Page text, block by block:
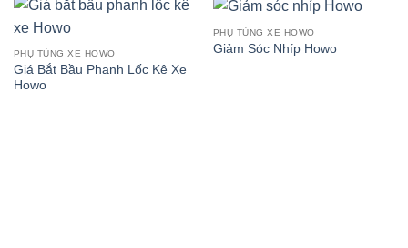
PHỤ TÙNG XE HOWO
Giá Bắt Bầu Phanh Lốc Kê Xe
Howo
PHỤ TÙNG XE HOWO
Giảm Sóc Nhíp Howo